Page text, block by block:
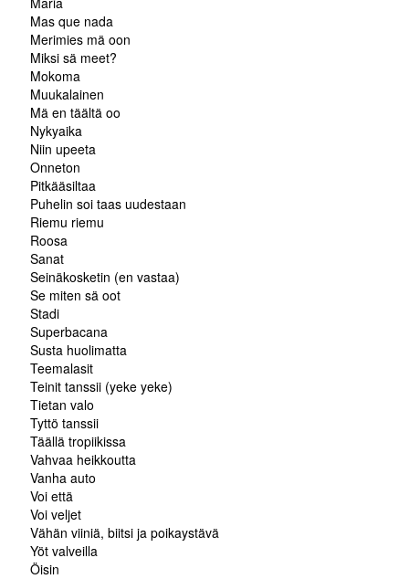
Mas que nada
Merimies mä oon
Miksi sä meet?
Mokoma
Muukalainen
Mä en täältä oo
Nykyaika
Niin upeeta
Onneton
Pitkääsiltaa
Puhelin soi taas uudestaan
Riemu riemu
Roosa
Sanat
Seinäkosketin (en vastaa)
Se miten sä oot
Stadi
Superbacana
Susta huolimatta
Teemalasit
Teinit tanssii (yeke yeke)
Tietan valo
Tyttö tanssii
Täällä tropiikissa
Vahvaa heikkoutta
Vanha auto
Voi että
Voi veljet
Vähän viiniä, biitsi ja poikaystävä
Yöt valveilla
Öisin